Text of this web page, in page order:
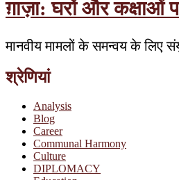
ग़ाज़ा: घरों और कक्षाओं
मानवीय मामलों के समन्वय के लिए
श्रेणियां
Analysis
Blog
Career
Communal Harmony
Culture
DIPLOMACY